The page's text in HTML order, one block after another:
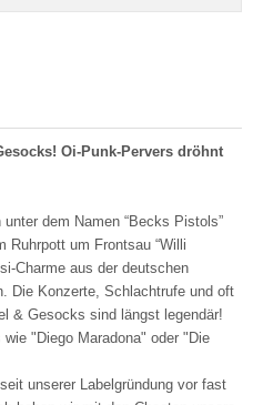
Oi-Punk-Pervers dröhnt
dem Namen “Becks Pistols”
Ruhrpott um Frontsau “Willi
Charme aus der deutschen
Die Konzerte, Schlachtrufe und oft
& Gesocks sind längst legendär!
"Diego Maradona" oder "Die
unserer Labelgründung vor fast